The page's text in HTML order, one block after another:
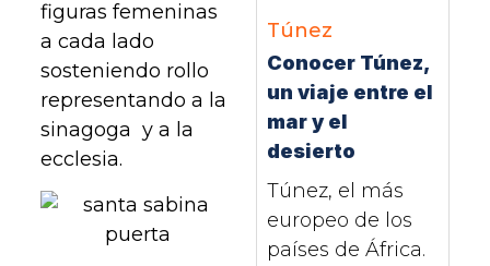
figuras femeninas
a cada lado
sosteniendo rollo
representando a la
sinagoga y a la
ecclesia.
Túnez
Conocer Túnez,
un viaje entre el
mar y el
desierto
Túnez, el más
europeo de los
países de África.